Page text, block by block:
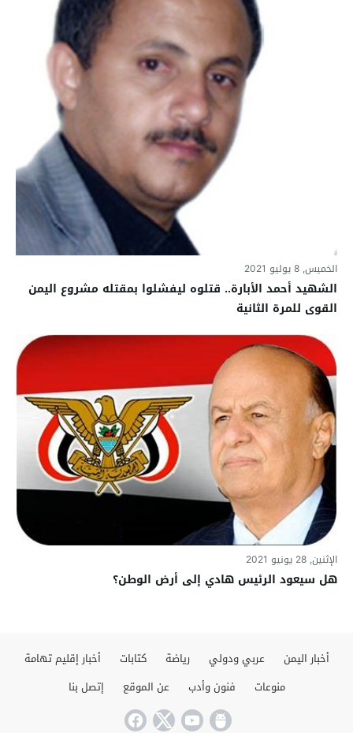
الخميس, 8 يوليو 2021
الشهيد أحمد الأبارة.. قتلوه ليفشلوا بمقتله مشروع اليمن
القوى للمرة الثانية
الإثنين, 28 يونيو 2021
هل سيعود الرئيس هادي إلى أرض الوطن؟
أخبار اليمن عربي ودولي رياضة كتابات
أخبار إقليم تهامة
منوعات
فنون وأدب عن الموقع إتصل بنا